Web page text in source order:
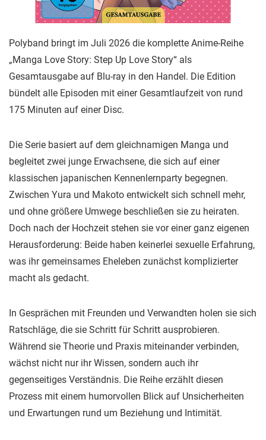
Polyband bringt im Juli 2026 die komplette Anime-Reihe
„Manga Love Story: Step Up Love Story“ als
Gesamtausgabe auf Blu-ray in den Handel. Die Edition
bündelt alle Episoden mit einer Gesamtlaufzeit von rund
175 Minuten auf einer Disc.
Die Serie basiert auf dem gleichnamigen Manga und
begleitet zwei junge Erwachsene, die sich auf einer
klassischen japanischen Kennenlernparty begegnen.
Zwischen Yura und Makoto entwickelt sich schnell mehr,
und ohne größere Umwege beschließen sie zu heiraten.
Doch nach der Hochzeit stehen sie vor einer ganz eigenen
Herausforderung: Beide haben keinerlei sexuelle Erfahrung,
was ihr gemeinsames Eheleben zunächst komplizierter
macht als gedacht.
In Gesprächen mit Freunden und Verwandten holen sie sich
Ratschläge, die sie Schritt für Schritt ausprobieren.
Während sie Theorie und Praxis miteinander verbinden,
wächst nicht nur ihr Wissen, sondern auch ihr
gegenseitiges Verständnis. Die Reihe erzählt diesen
Prozess mit einem humorvollen Blick auf Unsicherheiten
und Erwartungen rund um Beziehung und Intimität.